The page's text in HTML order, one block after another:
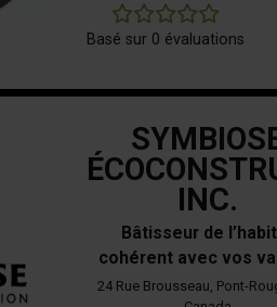
Basé sur 0 évaluations
INC.
Bâtisseur de
cohérent avec vos
24 Rue Brousseau, Pont-